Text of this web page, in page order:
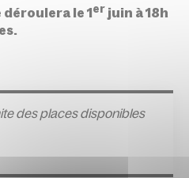
le 1er juin à 18h
des places disponibles